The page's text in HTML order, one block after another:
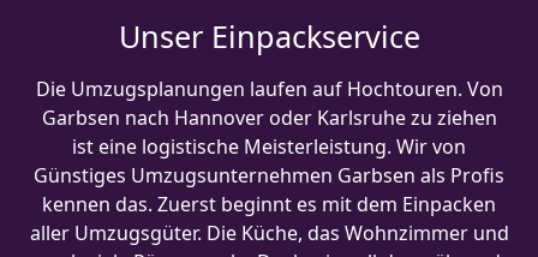
Unser Einpackservice
Die Umzugsplanungen laufen auf Hochtouren. Von
Garbsen nach Hannover oder Karlsruhe zu ziehen
ist eine logistische Meisterleistung. Wir von
Günstiges Umzugsunternehmen Garbsen als Profis
kennen das. Zuerst beginnt es mit dem Einpacken
aller Umzugsgüter. Die Küche, das Wohnzimmer und